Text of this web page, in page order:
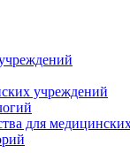
учреждений
для